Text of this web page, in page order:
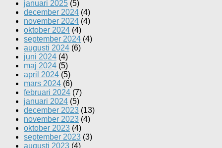
januari 2025 (5)
december 2024 (4)
november 2024 (4)
oktober 2024 (4)
september 2024 (4)
augusti 2024 (6)
juni 2024 (4)
maj 2024 (5)
april 2024 (5)
mars 2024 (6)
februari 2024 (7)
januari 2024 (5)
december 2023 (13)
november 2023 (4)
oktober 2023 (4)
september 2023 (3)
augusti 2023 (4)